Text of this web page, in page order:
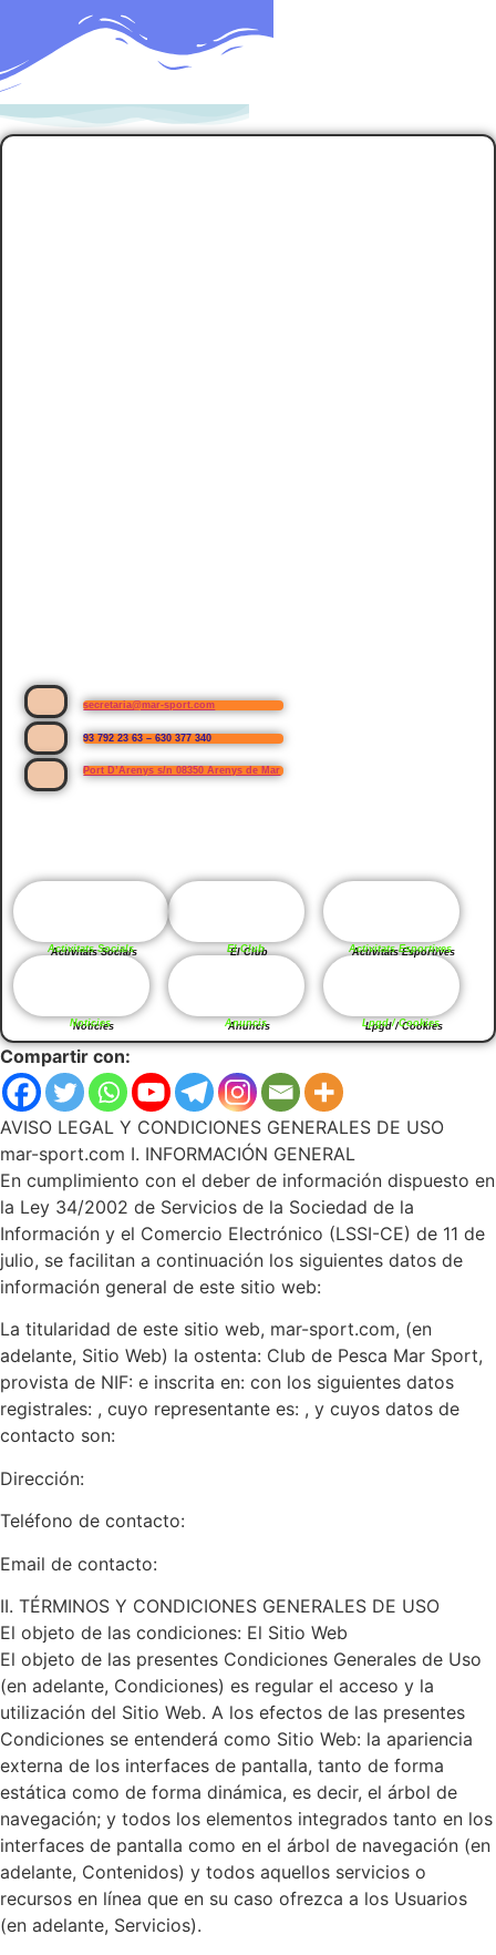
secretaria@mar-sport.com
93 792 23 63 – 630 377 340
Port D’Arenys s/n 08350 Arenys de Mar
Activitats Socials El Club Activitats Esportives
Noticies Anuncis Lpgd / Cookies
Compartir con:
AVISO LEGAL Y CONDICIONES GENERALES DE USO
mar-sport.com I. INFORMACIÓN GENERAL
En cumplimiento con el deber de información dispuesto en
la Ley 34/2002 de Servicios de la Sociedad de la
Información y el Comercio Electrónico (LSSI-CE) de 11 de
julio, se facilitan a continuación los siguientes datos de
información general de este sitio web:
La titularidad de este sitio web, mar-sport.com, (en
adelante, Sitio Web) la ostenta: Club de Pesca Mar Sport,
provista de NIF: e inscrita en: con los siguientes datos
registrales: , cuyo representante es: , y cuyos datos de
contacto son:
Dirección:
Teléfono de contacto:
Email de contacto:
II. TÉRMINOS Y CONDICIONES GENERALES DE USO
El objeto de las condiciones: El Sitio Web
El objeto de las presentes Condiciones Generales de Uso
(en adelante, Condiciones) es regular el acceso y la
utilización del Sitio Web. A los efectos de las presentes
Condiciones se entenderá como Sitio Web: la apariencia
externa de los interfaces de pantalla, tanto de forma
estática como de forma dinámica, es decir, el árbol de
navegación; y todos los elementos integrados tanto en los
interfaces de pantalla como en el árbol de navegación (en
adelante, Contenidos) y todos aquellos servicios o
recursos en línea que en su caso ofrezca a los Usuarios
(en adelante, Servicios).